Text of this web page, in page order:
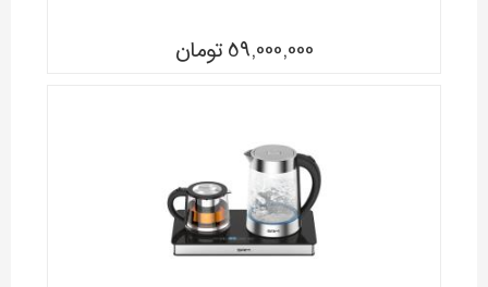
59,000,000 تومان